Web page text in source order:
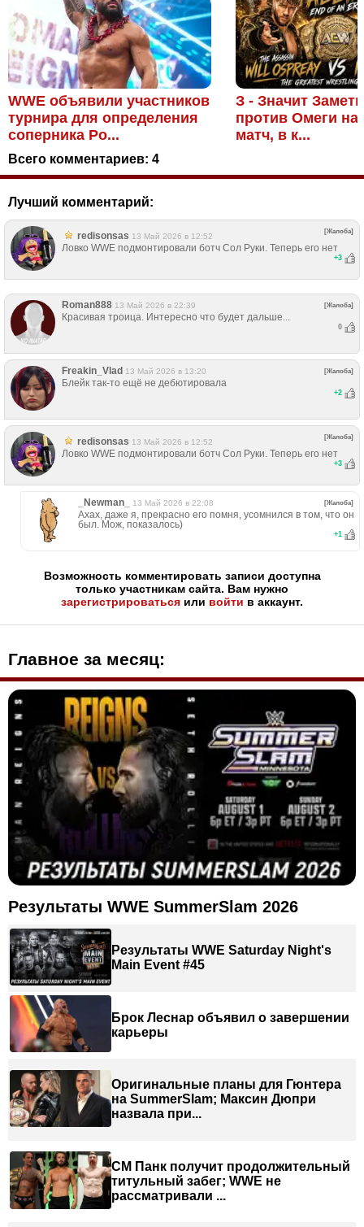
WWE объявили участников
турнира для определения
соперника Ро...
З - Значит
против Омеги на
матч, в к...
Всего комментариев: 4
Лучший комментарий:
redisonsas 13 Май 2026 в 12:52
[Жалоба]
Ловко WWE подмонтировали ботч Сол Руки. Теперь его нет
+3
Roman888 13 Май 2026 в 22:39 [Жалоба]
Красивая троица. Интересно что будет дальше...
0
Freakin_Vlad 13 Май 2026 в 13:20 [Жалоба]
Блейк так-то ещё не дебютировала
+2
redisonsas 13 Май 2026 в 12:52
[Жалоба]
Ловко WWE подмонтировали ботч Сол Руки. Теперь его нет
+3
_Newman_ 13 Май 2026 в 22:08 [Жалоба]
Ахах, даже я, прекрасно его помня, усомнился в том, что он
был. Мож, показалось)
+1
Возможность комментировать записи доступна
только участникам сайта. Вам нужно
зарегистрироваться или войти в аккаунт.
Главное за месяц:
Результаты WWE SummerSlam 2026
Результаты WWE Saturday Night's
Main Event #45
Брок Леснар объявил о завершении
карьеры
Оригинальные планы для Гюнтера
на SummerSlam; Максин Дюпри
назвала при...
СМ Панк получит продолжительный
титульный забег; WWE не
рассматривали ...